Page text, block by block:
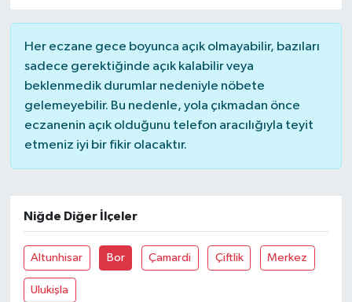
Her eczane gece boyunca açık olmayabilir, bazıları
sadece gerektiğinde açık kalabilir veya
beklenmedik durumlar nedeniyle nöbete
gelemeyebilir. Bu nedenle, yola çıkmadan önce
eczanenin açık olduğunu telefon aracılığıyla teyit
etmeniz iyi bir fikir olacaktır.
Niğde Diğer İlçeler
Altunhisar Bor Çamardi Çiftlik Merkez
Ulukişla